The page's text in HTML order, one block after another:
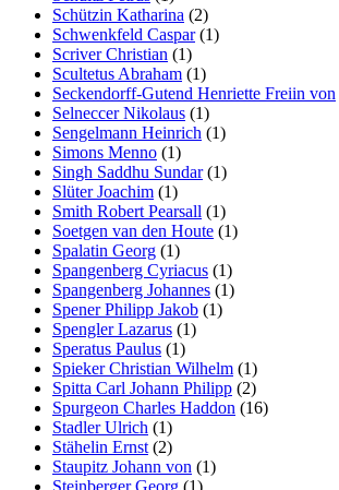
Schützin Katharina (2)
Schwenkfeld Caspar(1)
Scriver Christian (1)
Scultetus Abraham (1)
Seckendorff-Gutend Henriette Freiin von
Selneccer Nikolaus (1)
Sengelmann Heinrich (1)
Simons Menno (1)
Singh Saddhu Sundar(1)
Slüter Joachim (1)
Smith Robert Pearsall (1)
Soetgen van den Houte (1)
Spalatin Georg (1)
Spangenberg Cyriacus (1)
Spangenberg Johannes (1)
Spener Philipp Jakob (1)
Spengler Lazarus (1)
Speratus Paulus (1)
Spieker Christian Wilhelm (1)
Spitta Carl Johann Philipp (2)
Spurgeon Charles Haddon (16)
Stadler Ulrich (1)
Stähelin Ernst (2)
Staupitz Johann von (1)
Steinberger Georg (1)